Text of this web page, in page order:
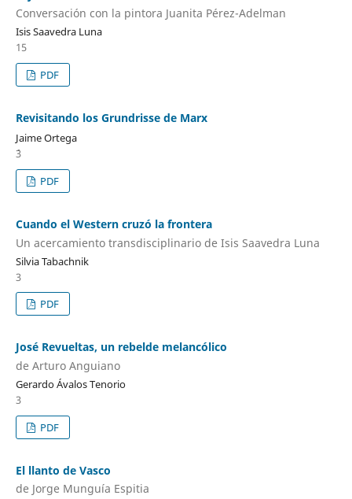
Conversación con la pintora Juanita Pérez-Adelman
Isis Saavedra Luna
15
PDF
Revisitando los Grundrisse de Marx
Jaime Ortega
´3
PDF
Cuando el Western cruzó la frontera
Un acercamiento transdisciplinario de Isis Saavedra Luna
Silvia Tabachnik
3
PDF
José Revueltas, un rebelde melancólico
de Arturo Anguiano
Gerardo Ávalos Tenorio
3
PDF
El llanto de Vasco
de Jorge Munguía Espitia